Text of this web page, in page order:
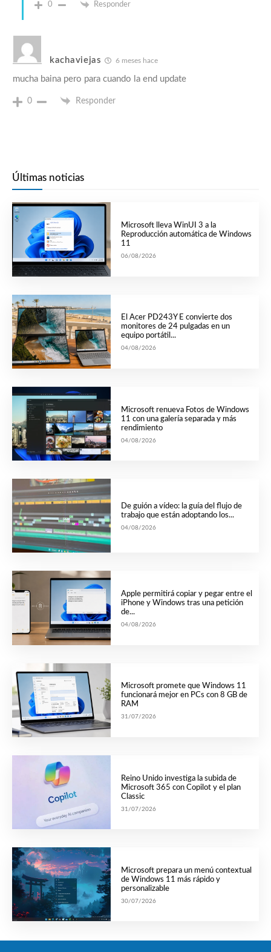
0 Responder
kachaviejas 6 meses hace
mucha baina pero para cuando la end update
0 Responder
Últimas noticias
Microsoft lleva WinUI 3 a la
Reproducción automática de Windows
11
06/08/2026
El Acer PD243Y E convierte dos
monitores de 24 pulgadas en un
equipo portátil...
04/08/2026
Microsoft renueva Fotos de Windows
11 con una galería separada y más
rendimiento
04/08/2026
De guión a vídeo: la guía del flujo de
trabajo que están adoptando los...
04/08/2026
Apple permitirá copiar y pegar entre el
iPhone y Windows tras una petición
de...
04/08/2026
Microsoft promete que Windows 11
funcionará mejor en PCs con 8 GB de
RAM
31/07/2026
Reino Unido investiga la subida de
Microsoft 365 con Copilot y el plan
Classic
31/07/2026
Microsoft prepara un menú contextual
de Windows 11 más rápido y
personalizable
30/07/2026